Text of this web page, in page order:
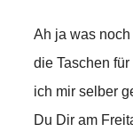
Ah ja was
die Taschen
ich mir selber
Du Dir am